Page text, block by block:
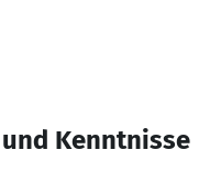
Kenntnisse